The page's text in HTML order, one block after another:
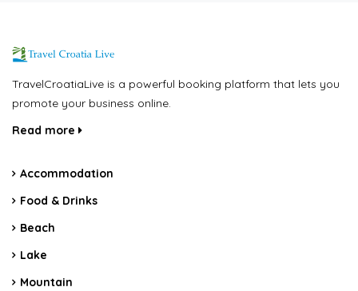
TravelCroatiaLive is a powerful booking platform that lets you
promote your business online.
Read more
Accommodation
Food & Drinks
Beach
Lake
Mountain